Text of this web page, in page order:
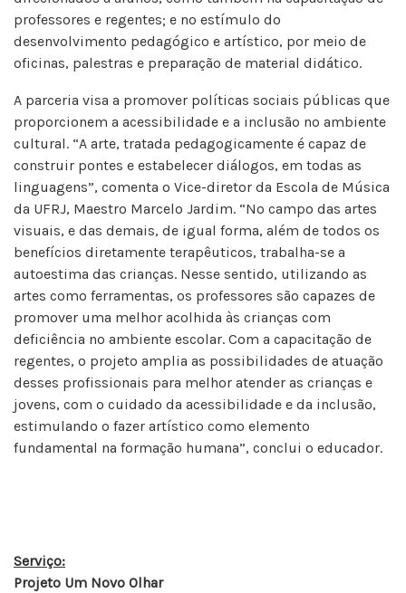
professores e regentes; e no estímulo do
desenvolvimento pedagógico e artístico, por meio de
oficinas, palestras e preparação de material didático.
A parceria visa a promover políticas sociais públicas que
proporcionem a acessibilidade e a inclusão no ambiente
cultural. “A arte, tratada pedagogicamente é capaz de
construir pontes e estabelecer diálogos, em todas as
linguagens”, comenta o Vice-diretor da Escola de Música
da UFRJ, Maestro Marcelo Jardim. “No campo das artes
visuais, e das demais, de igual forma, além de todos os
benefícios diretamente terapêuticos, trabalha-se a
autoestima das crianças. Nesse sentido, utilizando as
artes como ferramentas, os professores são capazes de
promover uma melhor acolhida às crianças com
deficiência no ambiente escolar. Com a capacitação de
regentes, o projeto amplia as possibilidades de atuação
desses profissionais para melhor atender as crianças e
jovens, com o cuidado da acessibilidade e da inclusão,
estimulando o fazer artístico como elemento
fundamental na formação humana”, conclui o educador.
Serviço:
Projeto Um Novo Olhar